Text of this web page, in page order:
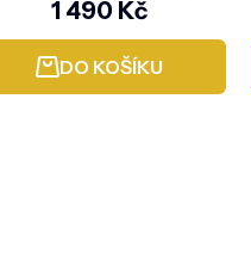
produktu
je
1 490 Kč
DO KOŠÍKU